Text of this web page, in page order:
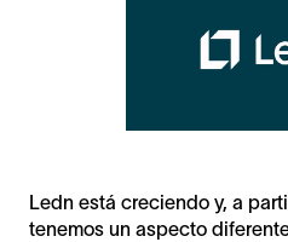
Ledn está creciendo y, a
tenemos un aspecto